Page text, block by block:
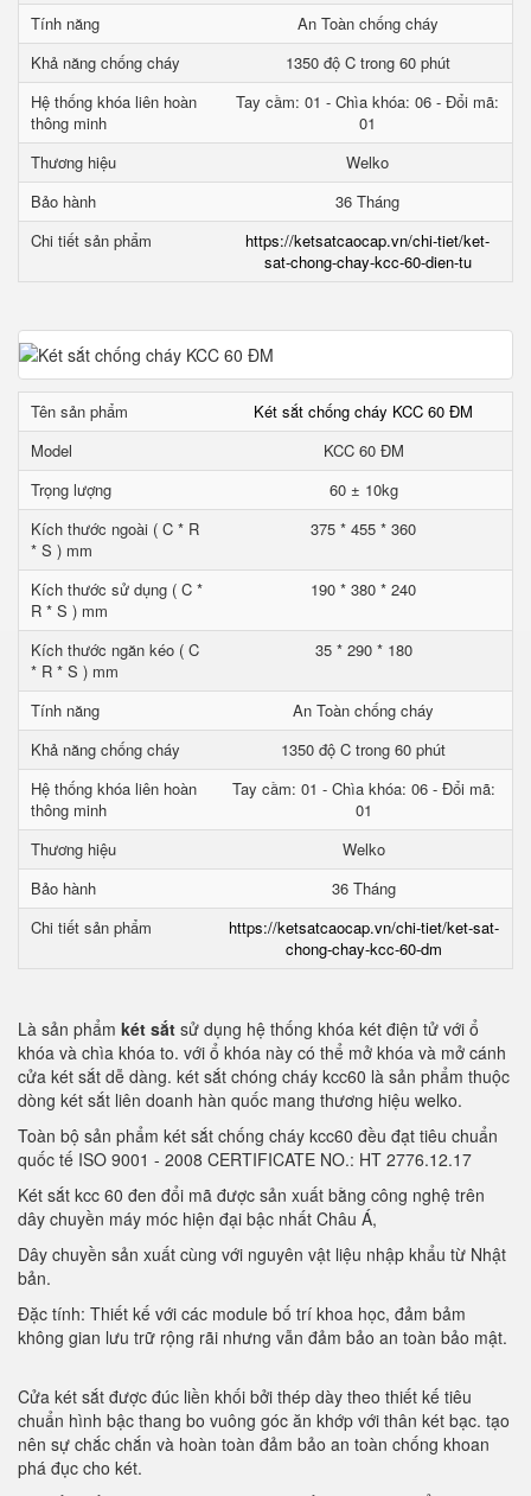
Tính năng
An Toàn chống cháy
Khả năng chống cháy
1350 độ C trong 60 phút
Hệ thống khóa liên hoàn
thông minh
Tay cầm: 01 - Chìa khóa: 06 - Đổi mã:
01
Thương hiệu
Welko
Bảo hành
36 Tháng
Chi tiết sản phẩm
https://ketsatcaocap.vn/chi-tiet/ket-
sat-chong-chay-kcc-60-dien-tu
Tên sản phẩm
Két sắt chống cháy KCC 60 ĐM
Model
KCC 60 ĐM
Trọng lượng
60 ± 10kg
Kích thước ngoài ( C * R
* S ) mm
375 * 455 * 360
Kích thước sử dụng ( C *
R * S ) mm
190 * 380 * 240
Kích thước ngăn kéo ( C
* R * S ) mm
35 * 290 * 180
Tính năng
An Toàn chống cháy
Khả năng chống cháy
1350 độ C trong 60 phút
Hệ thống khóa liên hoàn
thông minh
Tay cầm: 01 - Chìa khóa: 06 - Đổi mã:
01
Thương hiệu
Welko
Bảo hành
36 Tháng
Chi tiết sản phẩm
https://ketsatcaocap.vn/chi-tiet/ket-sat-
chong-chay-kcc-60-dm
Là sản phẩm két sắt sử dụng hệ thống khóa két điện tử với ổ
khóa và chìa khóa to. với ổ khóa này có thể mở khóa và mở cánh
cửa két sắt dễ dàng. két sắt chóng cháy kcc60 là sản phẩm thuộc
dòng két sắt liên doanh hàn quốc mang thương hiệu welko.
Toàn bộ sản phẩm két sắt chống cháy kcc60 đều đạt tiêu chuẩn
quốc tế ISO 9001 - 2008 CERTIFICATE NO.: HT 2776.12.17
Két sắt kcc 60 đen đổi mã được sản xuất bằng công nghệ trên
dây chuyền máy móc hiện đại bậc nhất Châu Á,
Dây chuyền sản xuất cùng với nguyên vật liệu nhập khẩu từ Nhật
bản.
Đặc tính: Thiết kế với các module bố trí khoa học, đảm bảm
không gian lưu trữ rộng rãi nhưng vẫn đảm bảo an toàn bảo mật.
Cửa két sắt được đúc liền khối bởi thép dày theo thiết kế tiêu
chuẩn hình bậc thang bo vuông góc ăn khớp với thân két bạc. tạo
nên sự chắc chắn và hoàn toàn đảm bảo an toàn chống khoan
phá đục cho két.